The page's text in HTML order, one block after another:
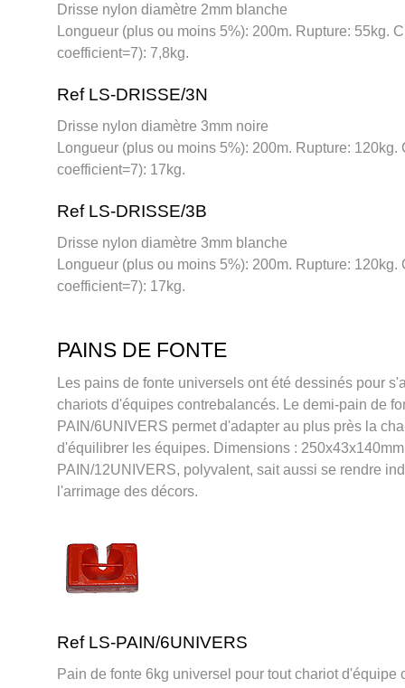
Drisse nylon diamètre 2mm blanche
Longueur (plus ou moins 5%): 200m. Rupture: 55kg.
coefficient=7): 7,8kg.
Ref LS-DRISSE/3N
Drisse nylon diamètre 3mm noire
Longueur (plus ou moins 5%): 200m. Rupture: 120kg.
coefficient=7): 17kg.
Ref LS-DRISSE/3B
Drisse nylon diamètre 3mm blanche
Longueur (plus ou moins 5%): 200m. Rupture: 120kg.
coefficient=7): 17kg.
PAINS DE FONTE
Les pains de fonte universels ont été dessinés pour
chariots d'équipes contrebalancés. Le demi-pain de
PAIN/6UNIVERS permet d'adapter au plus près la
d'équilibrer les équipes. Dimensions :
PAIN/12UNIVERS, polyvalent, sait aussi se rendre
l'arrimage des décors.
Ref LS-PAIN/6UNIVERS
Pain de fonte 6kg universel pour tout chariot d'équipe